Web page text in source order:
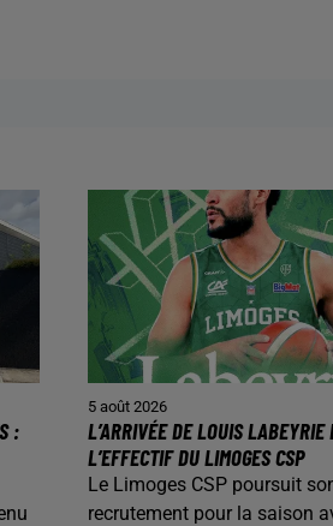
:
5 août 2026
L’ARRIVÉE DE LOUIS LABEYRIE
L’EFFECTIF DU LIMOGES CSP
Le Limoges CSP poursuit
recrutement pour la saison